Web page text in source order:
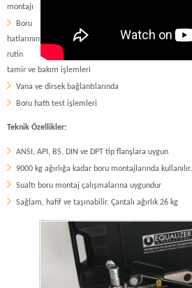
montajı
Boru
hatlarının
rutin
tamir ve bakım işlemleri
Vana ve dirsek bağlantılarında
Boru hattı test işlemleri
Teknik Özellikler:
ANSI, API, BS, DIN ve DPT tip flanşlara uygun
9000 kg ağırlığa kadar boru montajlarında kullanılır.
Sualtı boru montaj çalışmalarına uygundur
Sağlam, hafif ve taşınabilir. Çantalı ağırlık 26 kg